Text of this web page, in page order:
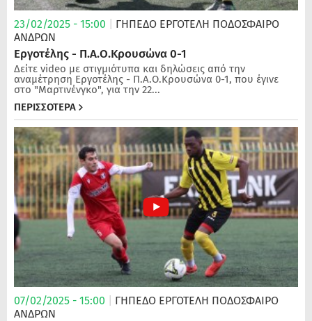
23/02/2025 - 15:00 ΓΗΠΕΔΟ ΕΡΓΟΤΕΛΗ ΠΟΔΌΣΦΑΙΡΟ
ΑΝΔΡΏΝ
Εργοτέλης - Π.Α.Ο.Κρουσώνα 0-1
Δείτε video με στιγμιότυπα και δηλώσεις από την
αναμέτρηση Εργοτέλης - Π.Α.Ο.Κρουσώνα 0-1, που έγινε
στο "Μαρτινένγκο", για την 22...
ΠΕΡΙΣΣΟΤΕΡΑ
07/02/2025 - 15:00 ΓΗΠΕΔΟ ΕΡΓΟΤΕΛΗ ΠΟΔΌΣΦΑΙΡΟ
ΑΝΔΡΏΝ